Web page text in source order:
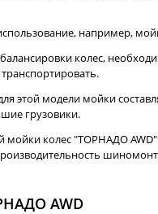
например,
колес,
этой модели мойки
грузовики.
мойки колес "ТОРНАДО
AWD